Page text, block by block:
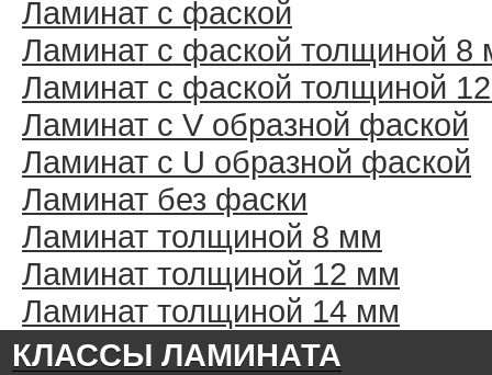
Ламинат с фаской
Ламинат с фаской толщиной 8
Ламинат с фаской толщиной
Ламинат с V образной фаской
Ламинат с U образной фаской
Ламинат без фаски
Ламинат толщиной 8 мм
Ламинат толщиной 12 мм
Ламинат толщиной 14 мм
КЛАССЫ ЛАМИНАТА